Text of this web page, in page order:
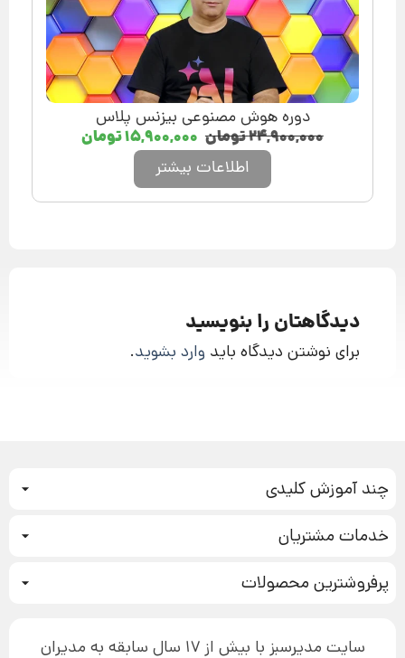
دوره هوش مصنوعی بیزنس پلاس
۲۴,۹۰۰,۰۰۰تومان ۱۵,۹۰۰,۰۰۰تومان
اطلاعات بیشتر
دیدگاهتان را بنویسید
برای نوشتن دیدگاه باید وارد بشوید.
چند آموزش کلیدی
بازاریابی عصبی
تبلیغ نویسی
افزایش عملکرد
خدمات مشتریان
آموزش دسترسی به دانلود فایل‌ها
پرفروشترین محصولاتدوره جدید سیستم سازی
سایت مدیرسبز با بیش از 17 سال سابقه به مدیران